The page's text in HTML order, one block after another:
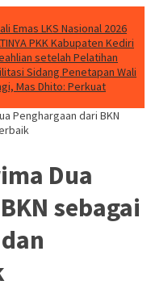
Emas LKS Nasional 2026
PKK Kabupaten Kediri
setelah Pelatihan
Sidang Penetapan Wali
Mas Dhito: Perkuat
Penghargaan dari BKN
Dua
sebagai